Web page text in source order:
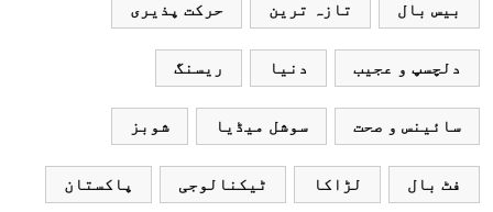
بیس بال تازہ ترین حرکت پذیری
دلچسپ و عجیب دنیا ریسنگ
سائینس و صحت سوشل میڈیا شوبز
فٹ بال لڑاکا ٹیکنالوجی پاکستان